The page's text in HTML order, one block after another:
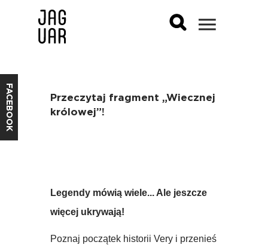
Przeczytaj fragment „Wiecznej
królowej”!
FACEBOOK
Legendy mówią wiele... Ale jeszcze
więcej ukrywają!
Poznaj początek historii Very i przenieś